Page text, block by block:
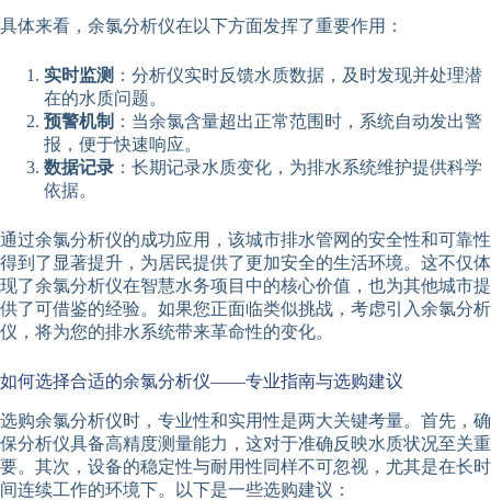
具体来看，余氯分析仪在以下方面发挥了重要作用：
实时监测 ：分析仪实时反馈水质数据，及时发现并处理潜
在的水质问题。
预警机制 ：当余氯含量超出正常范围时，系统自动发出警
报，便于快速响应。
数据记录 ：长期记录水质变化，为排水系统维护提供科学
依据。
通过余氯分析仪的成功应用，该城市排水管网的安全性和可靠性
得到了显著提升，为居民提供了更加安全的生活环境。这不仅体
现了余氯分析仪在智慧水务项目中的核心价值，也为其他城市提
供了可借鉴的经验。如果您正面临类似挑战，考虑引入余氯分析
仪，将为您的排水系统带来革命性的变化。
如何选择合适的余氯分析仪——专业指南与选购建议
选购余氯分析仪时，专业性和实用性是两大关键考量。首先，确
保分析仪具备高精度测量能力，这对于准确反映水质状况至关重
要。其次，设备的稳定性与耐用性同样不可忽视，尤其是在长时
间连续工作的环境下。以下是一些选购建议：